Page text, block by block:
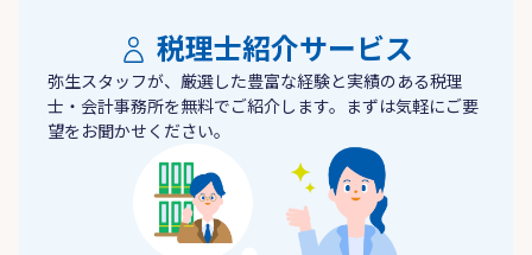
税理士紹介サービス
弥生スタッフが、厳選した豊富な経験と実績のある税理
士・会計事務所を無料でご紹介します。まずは気軽にご要
望をお聞かせください。